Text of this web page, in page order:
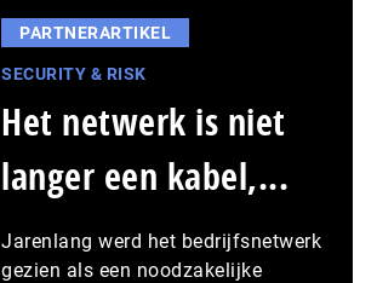
PARTNERARTIKEL
SECURITY & RISK
Het netwerk is niet
langer een kabel,...
Jarenlang werd het bedrijfsnetwerk
gezien als een noodzakelijke